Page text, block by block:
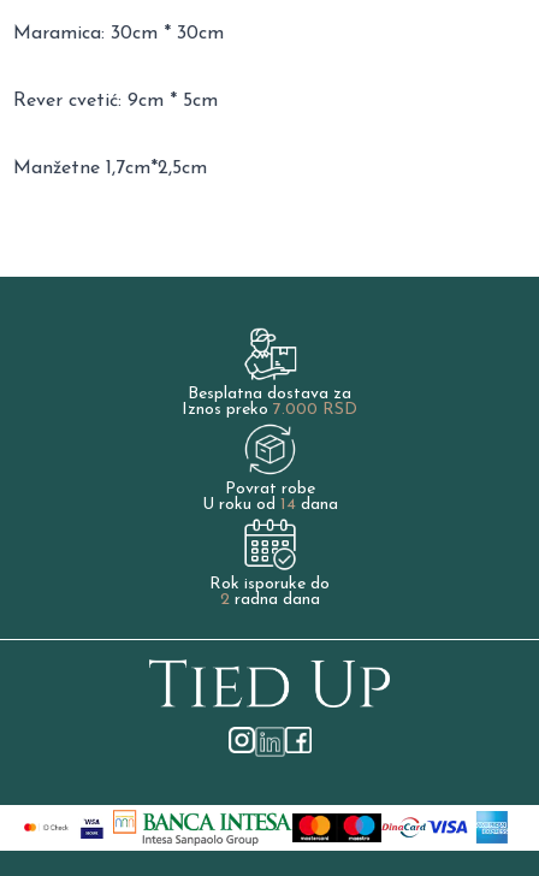
Maramica: 30cm * 30cm
Rever cvetić: 9cm * 5cm
Manžetne 1,7cm*2,5cm
Besplatna dostava za
Iznos preko 7.000 RSD
Povrat robe
U roku od 14dana
Rok isporuke do
2radna dana